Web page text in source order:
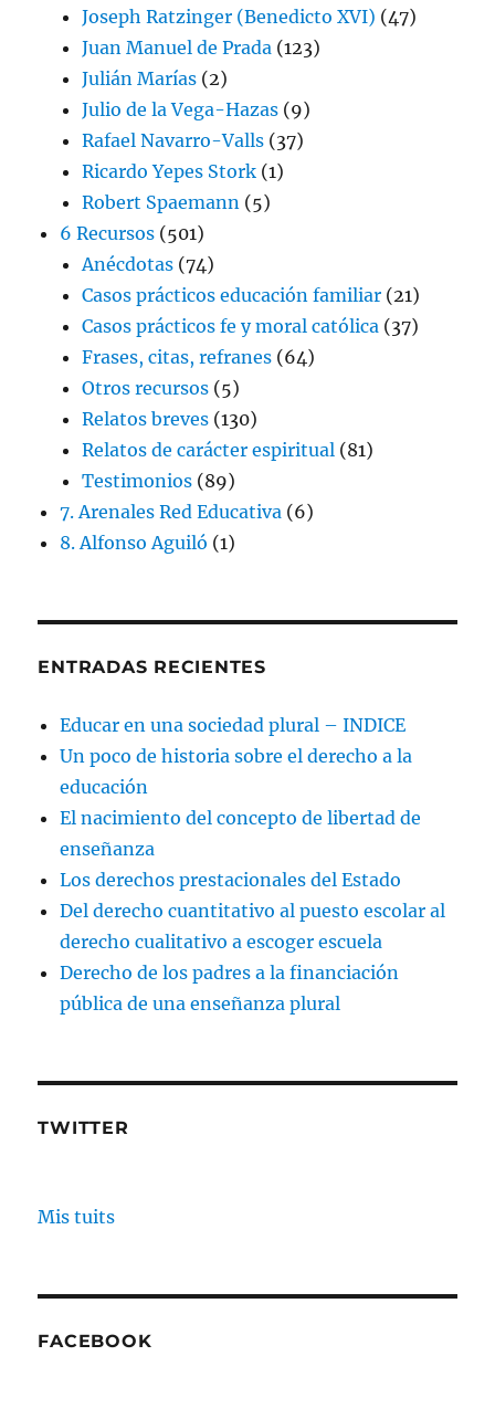
Joseph Ratzinger (Benedicto XVI) (47)
Juan Manuel de Prada (123)
Julián Marías (2)
Julio de la Vega-Hazas (9)
Rafael Navarro-Valls (37)
Ricardo Yepes Stork (1)
Robert Spaemann (5)
6 Recursos (501)
Anécdotas (74)
Casos prácticos educación familiar (21)
Casos prácticos fe y moral católica (37)
Frases, citas, refranes (64)
Otros recursos (5)
Relatos breves (130)
Relatos de carácter espiritual (81)
Testimonios (89)
7. Arenales Red Educativa (6)
8. Alfonso Aguiló (1)
ENTRADAS RECIENTES
Educar en una sociedad plural – INDICE
Un poco de historia sobre el derecho a la
educación
El nacimiento del concepto de libertad de
enseñanza
Los derechos prestacionales del Estado
Del derecho cuantitativo al puesto escolar al
derecho cualitativo a escoger escuela
Derecho de los padres a la financiación
pública de una enseñanza plural
TWITTER
Mis tuits
FACEBOOK